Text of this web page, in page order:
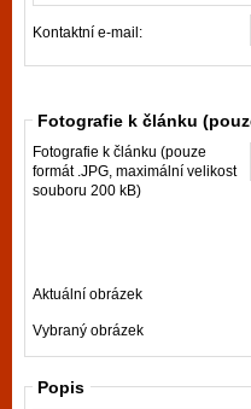
Kontaktní e-mail:
Fotografie k článku
Fotografie k článku (pouze
formát .JPG, maximální velikost
souboru 200 kB)
Aktuální obrázek
Vybraný obrázek
Popis